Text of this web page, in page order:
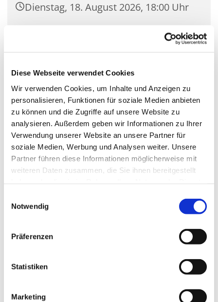
Diese Webseite verwendet Cookies
Wir verwenden Cookies, um Inhalte und Anzeigen zu
personalisieren, Funktionen für soziale Medien anbieten
zu können und die Zugriffe auf unsere Website zu
analysieren. Außerdem geben wir Informationen zu Ihrer
Verwendung unserer Website an unsere Partner für
soziale Medien, Werbung und Analysen weiter. Unsere
Partner führen diese Informationen möglicherweise mit
weiteren Daten zusammen, die Sie ihnen bereitgestellt
Notwendig
Präferenzen
Statistiken
Marketing
Dienstag, 18. August 2026, 18:00 Uhr
Bärbel Westerholz + Claudia Stach